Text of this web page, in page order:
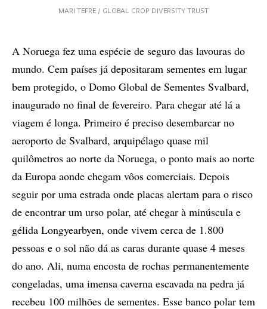
MARI TEFRE / GLOBAL CROP DIVERSITY TRUST
A Noruega fez uma espécie de seguro das lavouras do
mundo. Cem países já depositaram sementes em lugar
bem protegido, o Domo Global de Sementes Svalbard,
inaugurado no final de fevereiro. Para chegar até lá a
viagem é longa. Primeiro é preciso desembarcar no
aeroporto de Svalbard, arquipélago quase mil
quilômetros ao norte da Noruega, o ponto mais ao norte
da Europa aonde chegam vôos comerciais. Depois
seguir por uma estrada onde placas alertam para o risco
de encontrar um urso polar, até chegar à minúscula e
gélida Longyearbyen, onde vivem cerca de 1.800
pessoas e o sol não dá as caras durante quase 4 meses
do ano. Ali, numa encosta de rochas permanentemente
congeladas, uma imensa caverna escavada na pedra já
recebeu 100 milhões de sementes. Esse banco polar tem